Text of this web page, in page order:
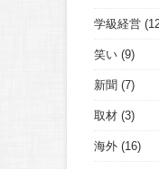
学級経営
笑い (9)
新聞 (7)
取材 (3)
海外 (16)